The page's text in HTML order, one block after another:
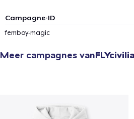
Campagne-ID
femboy-magic
Meer campagnes van